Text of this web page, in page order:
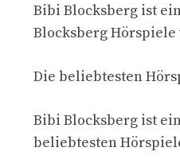
Bibi Blocksberg ist
Blocksberg
Die beliebtesten
Bibi Blocksberg ist
beliebtesten